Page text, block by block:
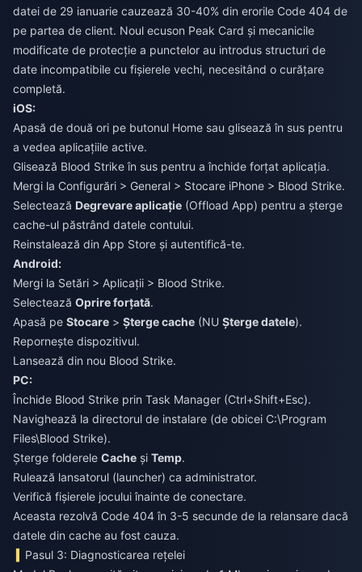
datei de 29 ianuarie cauzează 30-40% din erorile Code 404 de
pe partea de client. Noul ecuson Peak Card și mecanicile
modificate de protecție a punctelor au introdus structuri de
date incompatibile cu fișierele vechi, necesitând o curățare
completă.
iOS:
Apasă de două ori pe butonul Home sau glisează în sus pentru
a vedea aplicațiile active.
Glisează Blood Strike în sus pentru a închide forțat aplicația.
Mergi la Configurări > General > Stocare iPhone > Blood Strike.
Selectează Degrevare aplicație (Offload App) pentru a șterge
cache-ul păstrând datele contului.
Reinstalează din App Store și autentifică-te.
Android:
Mergi la Setări > Aplicații > Blood Strike.
Selectează Oprire forțată.
Apasă pe Stocare > Șterge cache (NU Șterge datele).
Repornește dispozitivul.
Lansează din nou Blood Strike.
PC:
Închide Blood Strike prin Task Manager (Ctrl+Shift+Esc).
Navighează la directorul de instalare (de obicei C:\Program
Files\Blood Strike).
Șterge folderele Cache și Temp.
Rulează lansatorul (launcher) ca administrator.
Verifică fișierele jocului înainte de conectare.
Aceasta rezolvă Code 404 în 3-5 secunde de la relansare dacă
datele din cache au fost cauza.
Pasul 3: Diagnosticarea rețelei